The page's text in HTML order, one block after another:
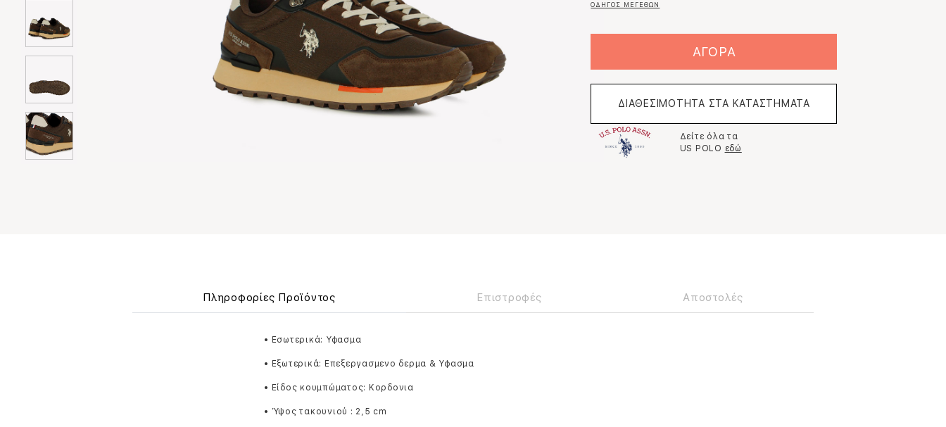
ΟΔΗΓΟΣ ΜΕΓΕΘΩΝ
ΑΓΟΡΑ
ΔΙΑΘΕΣΙΜΟΤΗΤΑ ΣΤΑ ΚΑΤΑΣΤΗΜΑΤΑ
Δείτε όλα τα
US POLO εδώ
Πληροφορίες Προϊόντος Επιστροφές Αποστολές
• Εσωτερικά: Υφασμα
• Εξωτερικά: Επεξεργασμενο δερμα & Υφασμα
• Είδος κουμπώματος: Κορδονια
• Ύψος τακουνιού : 2,5 cm